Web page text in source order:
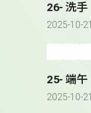
26- 洗手
2025-10-21
25- 端午
2025-10-21